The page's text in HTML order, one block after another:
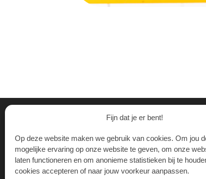
Fijn dat je er bent!
Op deze website maken we gebruik van cookies. Om jou
mogelijke ervaring op onze website te geven, om onze
laten functioneren en om anonieme statistieken bij te
cookies accepteren of naar jouw voorkeur aanpassen.
De